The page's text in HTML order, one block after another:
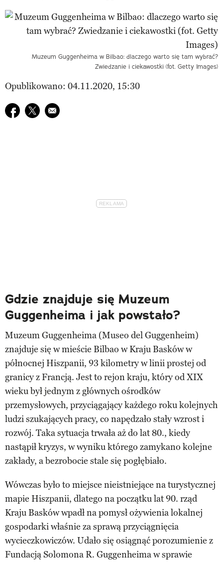
Muzeum Guggenheima w Bilbao: dlaczego warto się tam wybrać?
Zwiedzanie i ciekawostki (fot. Getty Images)
Opublikowano: 04.11.2020, 15:30
Udostępnij na facebook
Udostępnij na twitter
E-mail do przyjaciela
Gdzie znajduje się Muzeum
Guggenheima i jak powstało?
Muzeum Guggenheima (Museo del Guggenheim)
znajduje się w mieście Bilbao w Kraju Basków w
północnej Hiszpanii, 93 kilometry w linii prostej od
granicy z Francją. Jest to rejon kraju, który od XIX
wieku był jednym z głównych ośrodków
przemysłowych, przyciągający każdego roku kolejnych
ludzi szukających pracy, co napędzało stały wzrost i
rozwój. Taka sytuacja trwała aż do lat 80., kiedy
nastąpił kryzys, w wyniku którego zamykano kolejne
zakłady, a bezrobocie stale się pogłębiało.
Wówczas było to miejsce nieistniejące na turystycznej
mapie Hiszpanii, dlatego na początku lat 90. rząd
Kraju Basków wpadł na pomysł ożywienia lokalnej
gospodarki właśnie za sprawą przyciągnięcia
wycieczkowiczów. Udało się osiągnąć porozumienie z
Fundacją Solomona R. Guggenheima w sprawie